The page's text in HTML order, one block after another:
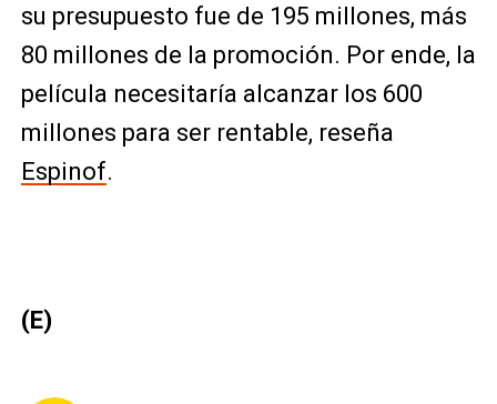
su presupuesto fue de 195 millones, más
80 millones de la promoción. Por ende, la
película necesitaría alcanzar los 600
millones para ser rentable, reseña
Espinof.
(E)